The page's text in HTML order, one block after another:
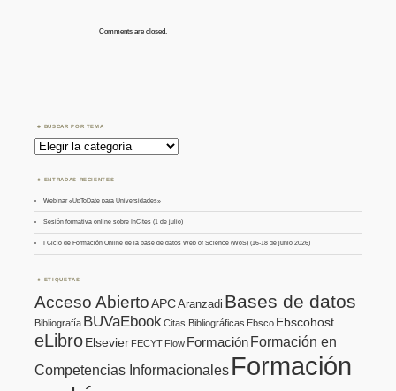
Comments are closed.
BUSCAR POR TEMA
Buscar
por
Tema
ENTRADAS RECIENTES
Webinar «UpToDate para Universidades»
Sesión formativa online sobre InCites (1 de julio)
I Ciclo de Formación Online de la base de datos Web of Science (WoS) (16-18 de junio 2026)
ETIQUETAS
Acceso AbiertoAPCAranzadi Bases de datos
Bibliografía BUVaEbook Citas Bibliográficas Ebsco Ebscohost
eLibroElsevier FECYT Flow FormaciónFormación en
Competencias Informacionales Formación